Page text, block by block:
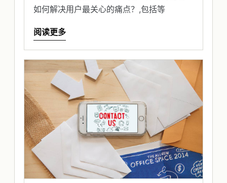
如何解决用户最关心的痛点？,包括等
阅读更多